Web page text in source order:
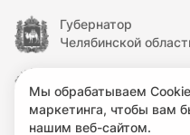
Губернатор
Челябинской
Челябинской
Мы обрабатываем
маркетинга, чтобы вам
нашим веб-сайтом.